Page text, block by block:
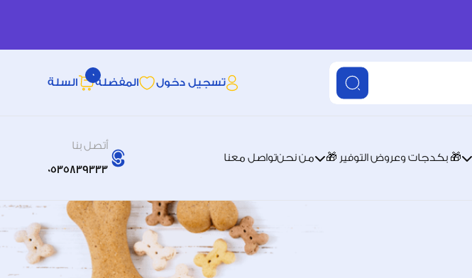
تسجيل دخول المفضله
0
السلة
🎁 بكدجات وعروض التوفير 🎁 من نحنتواصل معنا
أتصل بنا
0535839333